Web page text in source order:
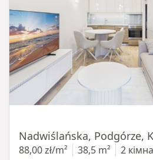
Nadwiślańska, Podgórze,
88,00 zł/m² 38,5 m² 2